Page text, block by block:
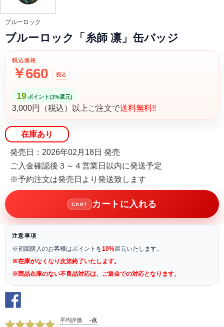
ブルーロック
ブルーロック「糸師 凛」缶バッジ
税込価格
￥660 税込
19 ポイント(3%還元)
3,000円（税込）以上ご注文で送料無料!!
在庫あり
発売日：2026年02月18日 発売
ご入金確認後３～４営業日以内に発送予定
※予約注文は発売日より発送致します
CART カートに入れる
注意事項
※初回購入のお客様はポイントを10%還元いたします。
※在庫がなくなり次第終了いたします。
※商品在庫のない不良品対応は、ご返金での対応となります。
平均評価
-点